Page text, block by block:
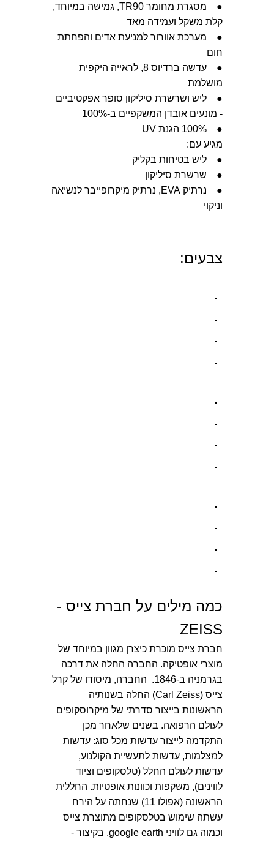
● מסגרת מחומר TR90, גמישה במיוחד,
קלת משקל ועמידה מאד
● מערכת אוורור למניעת אדים והפחתת
חום
● עדשה ברדיוס 8, לראייה היקפית
מושלמת
● ליש ושרשרת סיליקון סופר אפקטיביים
- מונעים אובדן המשקפיים ב-100%
● 100% הגנת UV
מגיע עם:
● ליש בטיחות בקליק
● שרשרת סיליקון
● נרתיק EVA, נרתיק מיקרופייבר לנשיאה
וניקוי
צבעים:
כמה מילים על חברת צייס -
ZEISS
חברת צייס מוכרת כיצרן מגוון במיוחד של
מוצרי אופטיקה. החברה החלה את דרכה
בגרמניה ב-1846. החברה, מיסודו של קרל
צייס (Carl Zeiss) החלה בשנותיה
הראשונות בייצור סדרתי של מיקרוסקופים
לעולם הרפואה. בשנים שלאחר מכן
התקדמה לייצור עדשות מכל סוג: עדשות
למצלמות, עדשות לתעשיית הקולנוע,
עדשות לעולם החלל (טלסקופים וציוד
לווינים), משקפות וכוונות אופטיות. החללית
הראשונה (אפולו 11) שנחתה על הירח
עשתה שימוש בטלסקופים מתוצרת צייס
וכמוה גם לוויני google earth. בקיצור -